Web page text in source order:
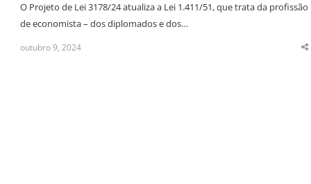
O Projeto de Lei 3178/24 atualiza a Lei 1.411/51, que trata da profissão
de economista – dos diplomados e dos…
outubro 9, 2024